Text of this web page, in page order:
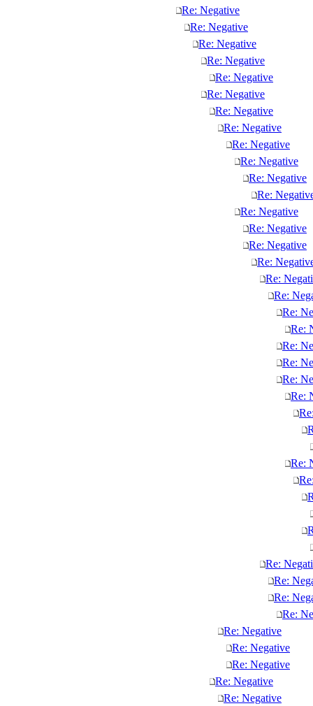
Re: Negative
Re: Negative
Re: Negative
Re: Negative
Re: Negative
Re: Negative
Re: Negative
Re: Negative
Re: Negative
Re: Negative
Re: Negative
Re:
Re: Negative
Re: Negative
Re: Negative
Re:
Re:
Re:
Re:
Re:
Re:
Re:
Re:
Re:
Re:
Re:
Re:
Re:
Re:
Re: Negative
Re: Negative
Re: Negative
Re: Negative
Re: Negative